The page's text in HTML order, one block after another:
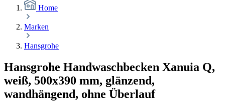
Home
Marken
Hansgrohe
Hansgrohe Handwaschbecken Xanuia Q,
weiß, 500x390 mm, glänzend,
wandhängend, ohne Überlauf